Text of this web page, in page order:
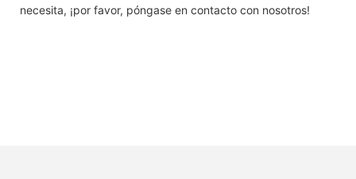
necesita, ¡por favor, póngase en contacto con nosotros!